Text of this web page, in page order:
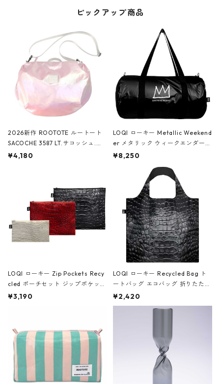
ピックアップ商品
2026新作 ROOTOTE ルートート
SACOCHE 3587 LT.サコッシュ.ル
ミエ-B ショルダーバッグ グロスピ
¥4,180
LOQI ローキー Metallic Weekend
er メタリック ウィークエンダー
ボストンバッグ ショルダーバッグ
Black ジャン=ミッシェル・バスキ
ア/クラウン ブラック
¥8,250
LOQI ローキー Zip Pockets Recy
cled ポーチセット ジップポケット
ファスナーポーチ 撥水加工 トラベ
ーガンディー、オフホワイト
¥3,190
LOQI ローキー Recycled Bag ト
ートバッグ エコバッグ 折りたたみ
大きめ 撥水加工 収納ポーチ CRO
CODILE/Black クロコダイル/ブラ
¥2,420